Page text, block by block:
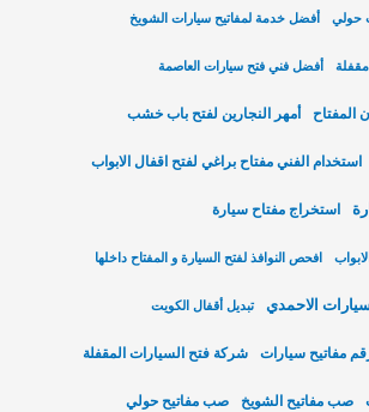
حولي أفضل خدمة لمفاتيح سيارات الشويخ
أفضل فني فتح سيارات العاصمة
المفتاح أمهر النجارين لفتح باب خشب
استخدام الفني مفتاح براغي لفتح اقفال الابواب
استخراج مفتاح سيارة
افحص النوافذ لفتح السيارة و المفتاح داخلها
الاحمدي تبديل أقفال الكويت
مفاتيح سيارات شركة فتح السيارات المقفلة
صب مفاتيح الشويخ صب مفاتيح حولي